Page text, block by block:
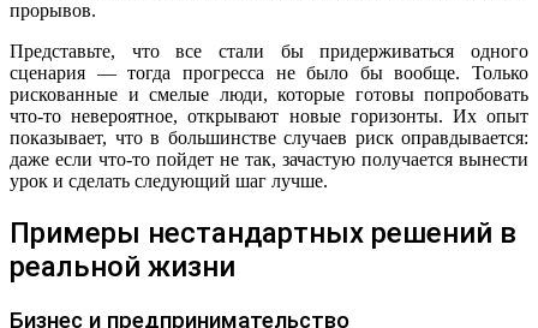
прорывов.
Представьте, что все стали бы придерживаться одного
сценария — тогда прогресса не было бы вообще. Только
рискованные и смелые люди, которые готовы попробовать
что-то невероятное, открывают новые горизонты. Их опыт
показывает, что в большинстве случаев риск оправдывается:
даже если что-то пойдет не так, зачастую получается вынести
урок и сделать следующий шаг лучше.
Примеры нестандартных решений в
реальной жизни
Бизнес и предпринимательство